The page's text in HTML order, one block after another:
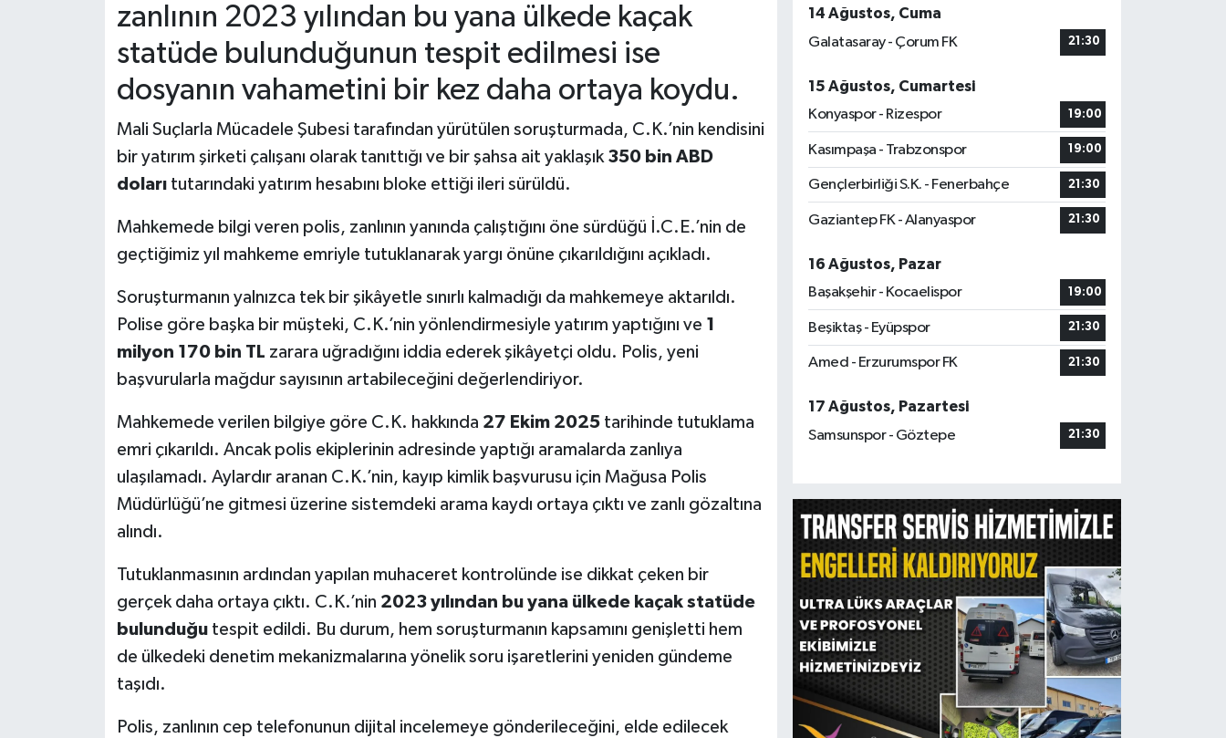
zanlının 2023 yılından bu yana ülkede kaçak
statüde bulunduğunun tespit edilmesi ise
dosyanın vahametini bir kez daha ortaya koydu.
Mali Suçlarla Mücadele Şubesi tarafından yürütülen soruşturmada, C.K.’nin kendisini
bir yatırım şirketi çalışanı olarak tanıttığı ve bir şahsa ait yaklaşık 350 bin ABD
dolarıtutarındaki yatırım hesabını bloke ettiği ileri sürüldü.
Mahkemede bilgi veren polis, zanlının yanında çalıştığını öne sürdüğü İ.C.E.’nin de
geçtiğimiz yıl mahkeme emriyle tutuklanarak yargı önüne çıkarıldığını açıkladı.
Soruşturmanın yalnızca tek bir şikâyetle sınırlı kalmadığı da mahkemeye aktarıldı.
Polise göre başka bir müşteki, C.K.’nin yönlendirmesiyle yatırım yaptığını ve 1
milyon 170 bin TL zarara uğradığını iddia ederek şikâyetçi oldu. Polis, yeni
başvurularla mağdur sayısının artabileceğini değerlendiriyor.
Mahkemede verilen bilgiye göre C.K. hakkında 27 Ekim 2025tarihinde tutuklama
emri çıkarıldı. Ancak polis ekiplerinin adresinde yaptığı aramalarda zanlıya
ulaşılamadı. Aylardır aranan C.K.’nin, kayıp kimlik başvurusu için Mağusa Polis
Müdürlüğü’ne gitmesi üzerine sistemdeki arama kaydı ortaya çıktı ve zanlı gözaltına
alındı.
Tutuklanmasının ardından yapılan muhaceret kontrolünde ise dikkat çeken bir
gerçek daha ortaya çıktı. C.K.’nin 2023 yılından bu yana ülkede kaçak statüde
bulunduğutespit edildi. Bu durum, hem soruşturmanın kapsamını genişletti hem
de ülkedeki denetim mekanizmalarına yönelik soru işaretlerini yeniden gündeme
taşıdı.
Polis, zanlının cep telefonunun dijital incelemeye gönderileceğini, elde edilecek
14 Ağustos, Cuma
Galatasaray - Çorum FK
21:30
15 Ağustos, Cumartesi
Konyaspor - Rizespor
19:00
Kasımpaşa - Trabzonspor 19:00
Gençlerbirliği S.K. - Fenerbahçe 21:30
Gaziantep FK - Alanyaspor 21:30
16 Ağustos, Pazar
Başakşehir - Kocaelispor
19:00
Beşiktaş - Eyüpspor 21:30
Amed - Erzurumspor FK 21:30
17 Ağustos, Pazartesi
Samsunspor - Göztepe
21:30